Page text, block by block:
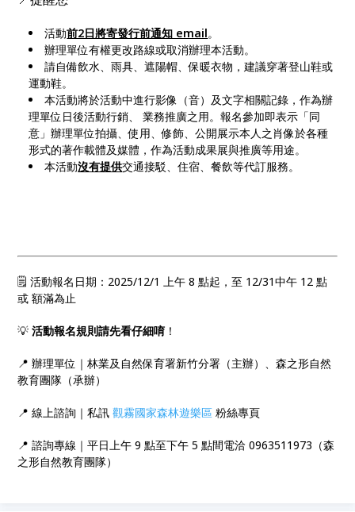
活動前2日將寄發行前通知 email。
辦理單位有權更改路線或取消辦理本活動。
請自備飲水、雨具、遮陽帽、保暖衣物，建議穿著登山鞋或
運動鞋。
本活動將於活動中進行影像（音）及文字相關記錄，作為辦
理單位日後活動行銷、 業務推廣之用。報名參加即表示「同
意」辦理單位拍攝、使用、修飾、公開展示本人之肖像於各種
形式的著作載體及媒體，作為活動成果展與推廣等用途。
本活動沒有提供交通接駁、住宿、餐飲等代訂服務。
🗒 活動報名日期：2025/12/1 上午 8 點起，至 12/31中午 12 點
或 額滿為止
💡活動報名規則請先看仔細唷 ！
📍 辦理單位｜林業及自然保育署新竹分署（主辦）、森之形自然
教育團隊（承辦）
📍 線上諮詢｜私訊觀霧國家森林遊樂區 粉絲專頁
📍 諮詢專線｜平日上午 9 點至下午 5 點間電洽 0963511973（森
之形自然教育團隊）